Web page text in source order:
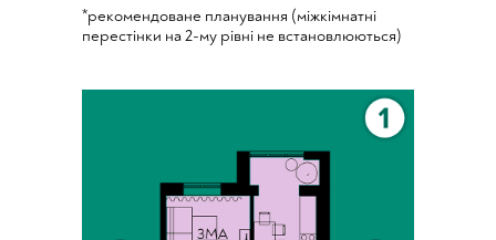
*рекомендоване планування (міжкімнатні
перестінки на 2-му рівні не встановлюються)